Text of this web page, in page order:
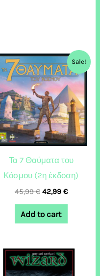
Sale!
Τα 7 Θαύματα του
Κόσμου (2η έκδοση)
45,99€
Original
price
was:
45,99 €.
42,99 €
Current
price
is:
42,99 €.
Add to cart